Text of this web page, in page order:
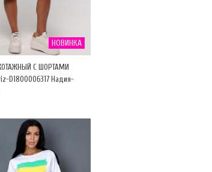
НОВИНКА
С ШОРТАМИ
D1800006317 Надия-